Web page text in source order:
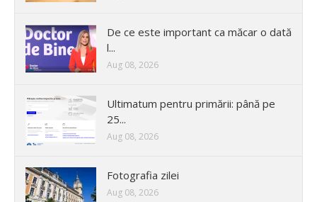
De ce este important ca măcar o dată
l...
Aug 08, 2026
Ultimatum pentru primării: până pe
25...
Aug 08, 2026
Fotografia zilei
Aug 08, 2026